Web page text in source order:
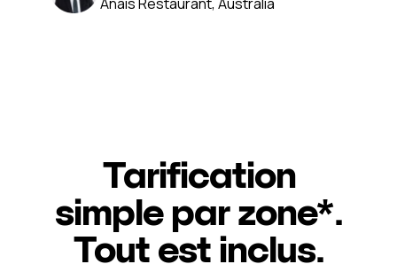
Tarification
simple par zone*.
Tout est inclus.